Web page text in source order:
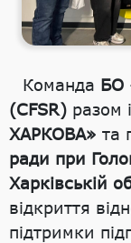
Команда БО
(CFSR) разом
ХАРКОВА» та
ради при
Харківській
відкриття
підтримки